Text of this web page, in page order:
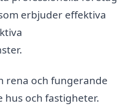
erbjuder effektiva
rena och fungerande
och fastigheter.